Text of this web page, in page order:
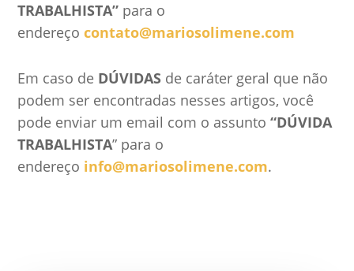
TRABALHISTA” para o
endereçocontato@mariosolimene.com
Em caso de DÚVIDAS de caráter geral que não
podem ser encontradas nesses artigos, você
pode enviar um email com o assunto“DÚVIDA
TRABALHISTA” para o
endereço info@mariosolimene.com.